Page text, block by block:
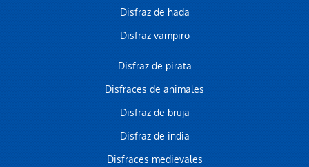
Disfraz de hada
Disfraz vampiro
Disfraz de pirata
Disfraces de animales
Disfraz de bruja
Disfraz de india
Disfraces medievales